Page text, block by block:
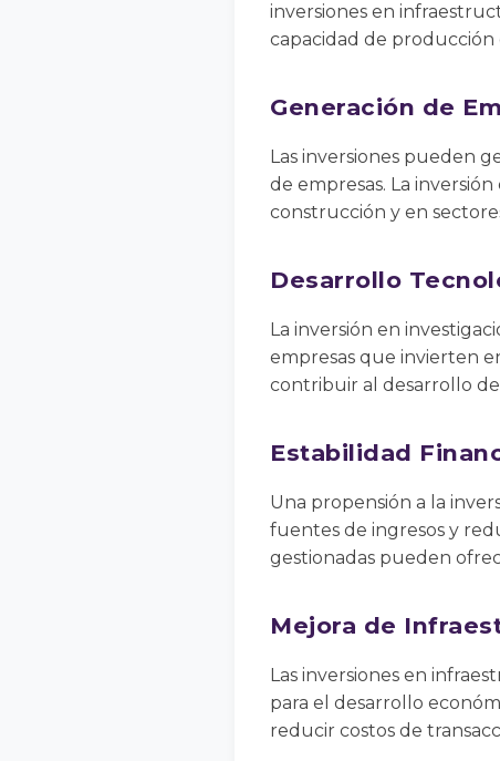
inversiones en
capacidad de
Generación de
Las inversiones pueden
de empresas. La
construcción y en
Desarrollo
La inversión en
empresas que invierten
contribuir al desarrollo
Estabilidad
Una propensión a la
fuentes de ingresos y
gestionadas pueden
Mejora de
Las inversiones en
para el desarrollo
reducir costos de